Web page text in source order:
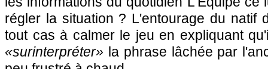
régler la situation ? L'entourage du natif
tout cas à calmer le jeu en expliquant
«surinterpréter» la phrase lâchée par